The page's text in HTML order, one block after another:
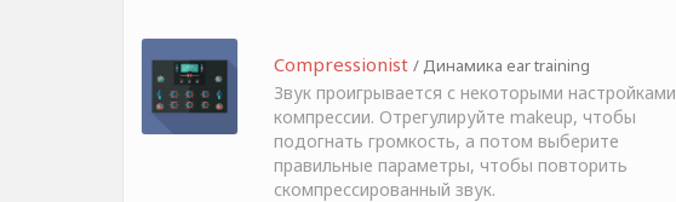
Compressionist / Динамика ear training
Звук проигрывается с некоторыми настройками
компрессии. Отрегулируйте makeup, чтобы
подогнать громкость, а потом выберите
правильные параметры, чтобы повторить
скомпрессированный звук.